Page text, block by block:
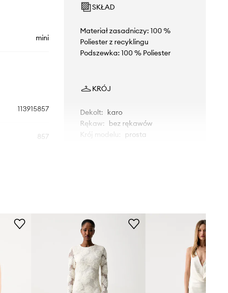
mini
113915857
857
SKŁAD
Materiał zasadniczy: 100 %
Poliester z recyklingu
Podszewka: 100 % Poliester
KRÓJ
Dekolt: karo
Rękaw: bez rękawów
Krój modelu
prosta
Rozmiarówka standardowa
Zalecamy wybór rozmiaru, jaki nosisz
zazwyczaj.
Tabela rozmiarów